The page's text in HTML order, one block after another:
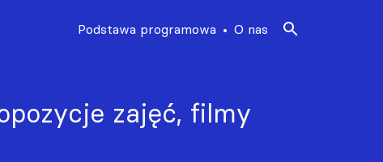
zajęć, filmy
Podstawa programowa O nas